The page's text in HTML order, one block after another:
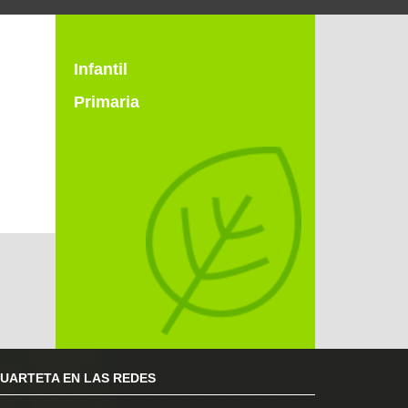
Infantil
Primaria
EN LAS REDES